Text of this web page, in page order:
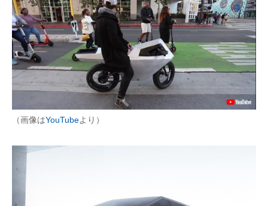
エレクトロニクス専門サイト
電子設計の基本と応用
エネルギーの専門メディア
建設×テクノロジーの最前線
ちょっと気になるネットの話題
（画像はYouTubeより）